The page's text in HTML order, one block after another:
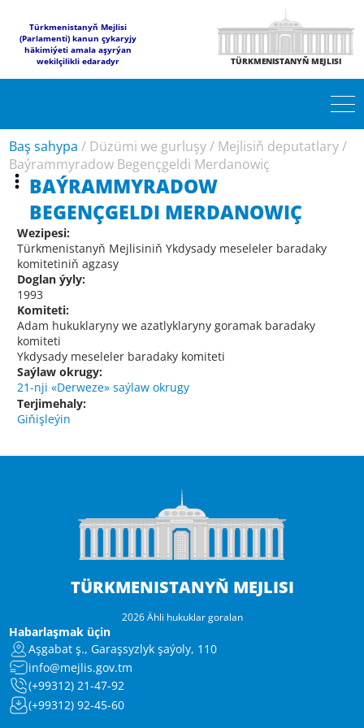
Türkmenistanyň Mejlisi
(Parlamenti) kanun çykaryjy
häkimiýeti amala aşyrýan
wekilçilikli edaradyr
TÜRKMENISTANYŇ MEJLISI
Baş sahypa / Düzümi we gurluşy/ Mejlisiň deputatlary/
Baýrammyradow Begençgeldi Merdanowiç
BAÝRAMMYRADOW
BEGENÇGELDI MERDANOWIÇ
Wezipesi:
Türkmenistanyň Mejlisiniň Ykdysady meseleler baradaky
komitetiniň agzasy
Doglan ýyly:
1993
Komiteti:
Adam hukuklaryny we azatlyklaryny goramak baradaky
komiteti
Ykdysady meseleler baradaky komiteti
Saýlaw okrugy:
21-nji «Derweze» saýlaw okrugy
Terjimehaly:
Giňişleýin
TÜRKMENISTANYŇ MEJLISI
2026 Ähli hukuklar goralan
Habarlaşmak üçin
Aşgabat ş., Garaşsyzlyk şaýoly, 110
info@mejlis.gov.tm
(+99312) 21-47-92
(+99312) 92-45-60